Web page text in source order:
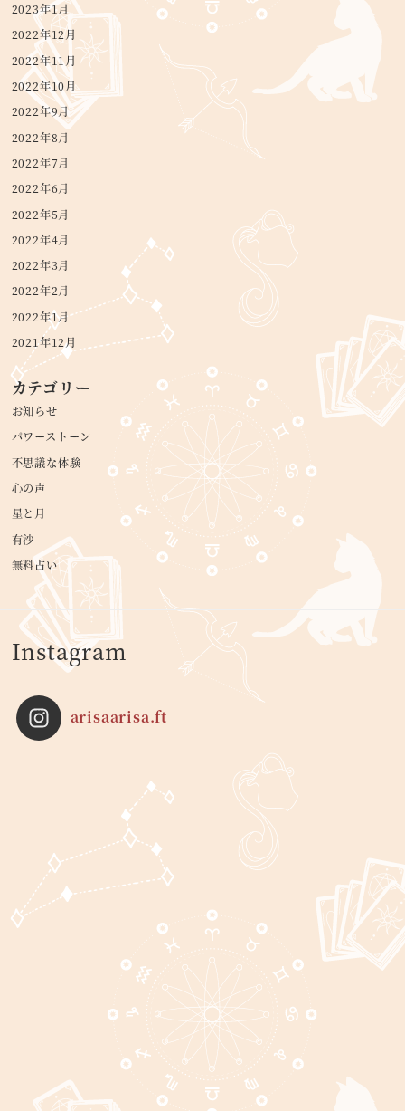
2023年1月
2022年12月
2022年11月
2022年10月
2022年9月
2022年8月
2022年7月
2022年6月
2022年5月
2022年4月
2022年3月
2022年2月
2022年1月
2021年12月
カテゴリー
お知らせ
パワーストーン
不思議な体験
心の声
星と月
有沙
無料占い
Instagram
arisaarisa.ft